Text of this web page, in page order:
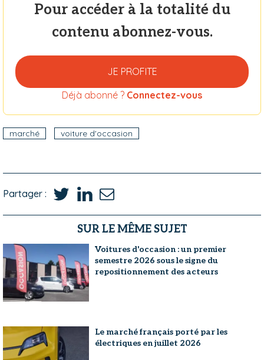
Pour accéder à la totalité du
contenu abonnez-vous.
JE PROFITE
Déjà abonné ? Connectez-vous
marché voiture d'occasion
Partager :
SUR LE MÊME SUJET
Voitures d'occasion : un premier
semestre 2026 sous le signe du
repositionnement des acteurs
Le marché français porté par les
électriques en juillet 2026